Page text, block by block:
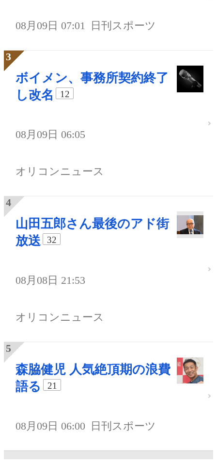
08月09日 07:01 日刊スポーツ
ボイメン、事務所契約終了
し改名
12
08月09日 06:05
オリコンニュース
山田五郎さん最後のアド街
放送
32
08月08日 21:53
オリコンニュース
森脇健児 人気絶頂期の浪費
語る
21
08月09日 06:00 日刊スポーツ